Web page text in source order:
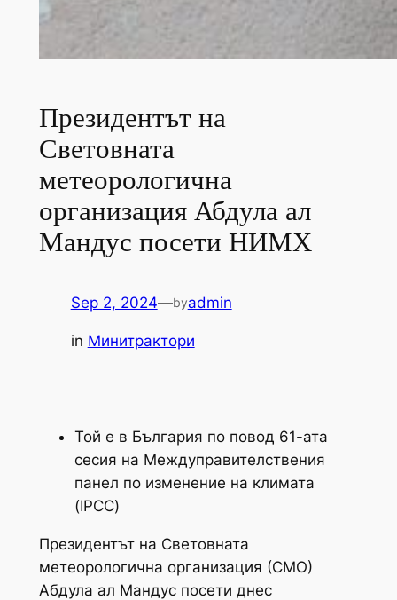
Президентът на
Световната
метеорологична
организация Абдула ал
Мандус посети НИМХ
Sep 2, 2024—byadmin
in Минитрактори
Той е в България по повод 61-ата
сесия на Междуправителствения
панел по изменение на климата
(IPCC)
Президентът на Световната
метеорологична организация (СМО)
Абдула ал Мандус посети днес